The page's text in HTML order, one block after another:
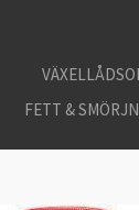
FETT &